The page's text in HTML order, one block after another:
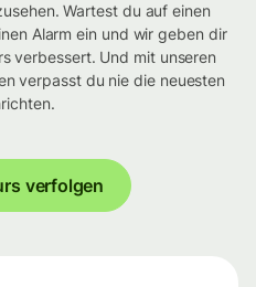
Wartest du auf einen
Alarm ein und wir geben dir
verbessert. Und mit unseren
verpasst du nie die neuesten
verfolgen